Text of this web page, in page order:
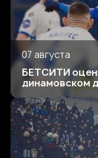
07 августа
БЕТСИТИ
динамовском